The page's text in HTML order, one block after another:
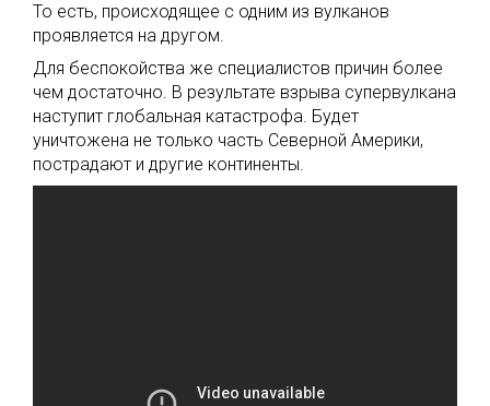
То есть, происходящее с одним из вулканов
проявляется на другом.
Для беспокойства же специалистов причин более
чем достаточно. В результате взрыва супервулкана
наступит глобальная катастрофа. Будет
уничтожена не только часть Северной Америки,
пострадают и другие континенты.